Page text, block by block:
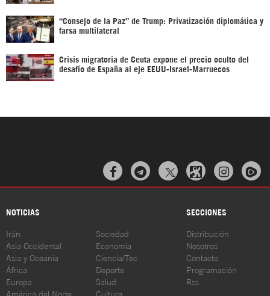
“Consejo de la Paz” de Trump: Privatización diplomática y
farsa multilateral
Crisis migratoria de Ceuta expone el precio oculto del
desafío de España al eje EEUU-Israel-Marruecos
  
NOTICIAS SECCIONES
Irán
Asia Occidental
Asia y Oceanía
África
Europa
América del Norte
Sociedad
Economía
Ciencia/Tec
Deporte
Salud
Cultura
Distribución
Nosotros
Contacto
Programación
Rss